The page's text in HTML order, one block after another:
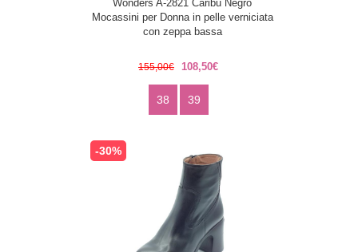
Wonders A-2821 Caribu Negro
Mocassini per Donna in pelle verniciata
con zeppa bassa
155,00€ 108,50€
38 39
-30%